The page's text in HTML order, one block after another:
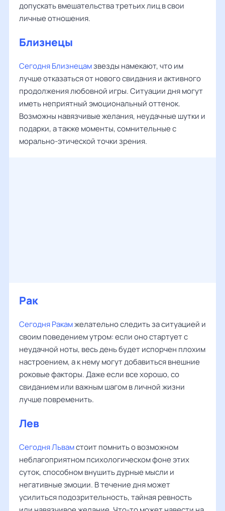
допускать вмешательства третьих лиц в свои
личные отношения.
Близнецы
Сегодня Близнецамзвезды намекают, что им
лучше отказаться от нового свидания и активного
продолжения любовной игры. Ситуации дня могут
иметь неприятный эмоциональный оттенок.
Возможны навязчивые желания, неудачные шутки и
подарки, а также моменты, сомнительные с
морально-этической точки зрения.
Рак
Сегодня Ракамжелательно следить за ситуацией и
своим поведением утром: если оно стартует с
неудачной ноты, весь день будет испорчен плохим
настроением, а к нему могут добавиться внешние
роковые факторы. Даже если все хорошо, со
свиданием или важным шагом в личной жизни
лучше повременить.
Лев
Сегодня Львамстоит помнить о возможном
неблагоприятном психологическом фоне этих
суток, способном внушить дурные мысли и
негативные эмоции. В течение дня может
усилиться подозрительность, тайная ревность